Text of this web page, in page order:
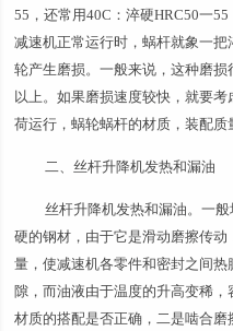
55，还常用40C：淬硬HRC50一
减速机正常运行时，蜗杆就象一
轮产生磨损。一般来说，这种磨
以上。如果磨损速度较快，就要
荷运行，蜗轮蜗杆的材质，装配质
二、丝杆升降机发热和漏油
丝杆升降机发热和漏油。一
硬的钢材，由于它是滑动磨擦传
量，使减速机各零件和密封之间热
隙，而油液由于温度的升高变稀
材质的搭配是否正确，二是啮合磨